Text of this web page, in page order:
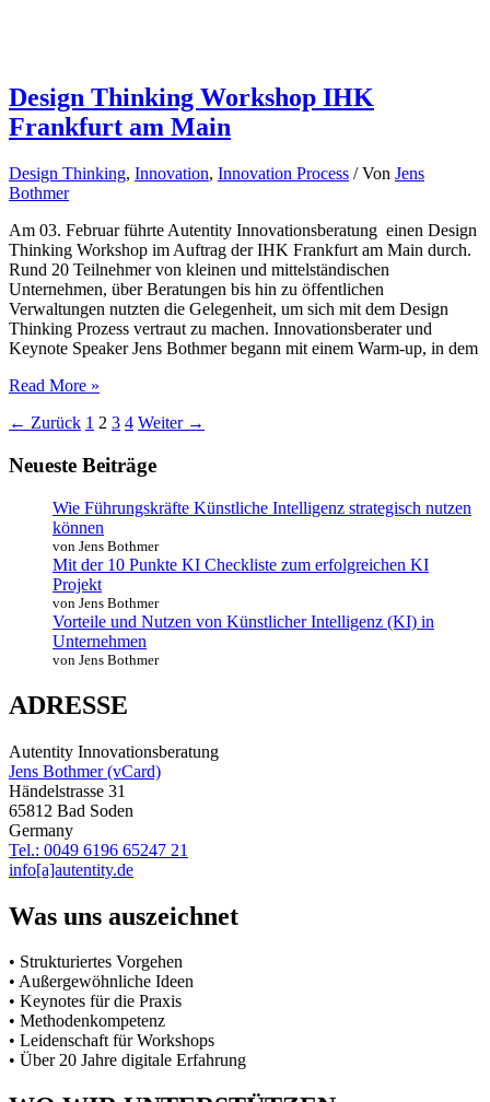
Design Thinking Workshop IHK
Frankfurt am Main
Design Thinking, Innovation, Innovation Process / Von Jens
Bothmer
Am 03. Februar führte Autentity Innovationsberatung einen Design
Thinking Workshop im Auftrag der IHK Frankfurt am Main durch.
Rund 20 Teilnehmer von kleinen und mittelständischen
Unternehmen, über Beratungen bis hin zu öffentlichen
Verwaltungen nutzten die Gelegenheit, um sich mit dem Design
Thinking Prozess vertraut zu machen. Innovationsberater und
Keynote Speaker Jens Bothmer begann mit einem Warm-up, in dem
Design
Workshop
Frankfurt
Read More »
← Zurück 1 2 3 4 Weiter →
Neueste Beiträge
Wie Führungskräfte Künstliche Intelligenz strategisch nutzen
können
von Jens Bothmer
Mit der 10 Punkte KI Checkliste zum erfolgreichen KI
Projekt
von Jens Bothmer
Vorteile und Nutzen von Künstlicher Intelligenz (KI) in
Unternehmen
von Jens Bothmer
ADRESSE
Autentity Innovationsberatung
Jens Bothmer (vCard)
Händelstrasse 31
65812 Bad Soden
Germany
Tel.: 0049 6196 65247 21
info[a]autentity.de
Was uns auszeichnet
• Strukturiertes Vorgehen
• Außergewöhnliche Ideen
• Keynotes für die Praxis
• Methodenkompetenz
• Leidenschaft für Workshops
• Über 20 Jahre digitale Erfahrung